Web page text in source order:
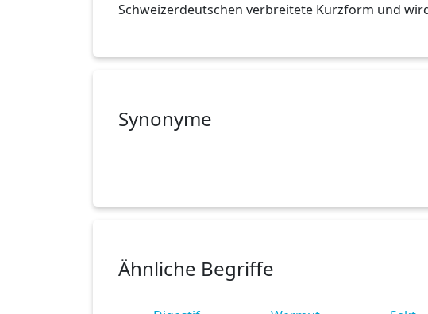
Schweizerdeutschen verbreitete Kurzform und
Synonyme
Ähnliche Begriffe